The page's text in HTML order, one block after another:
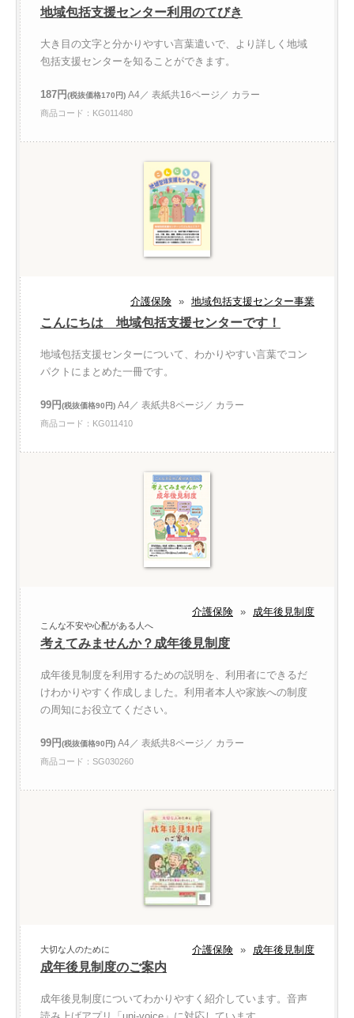
地域包括支援センター利用のてびき
大き目の文字と分かりやすい言葉遣いで、より詳しく地域
包括支援センターを知ることができます。
187円(税抜価格170円) A4／ 表紙共16ページ／ カラー
商品コード：KG011480
介護保険 » 地域包括支援センター事業
こんにちは 地域包括支援センターです！
地域包括支援センターについて、わかりやすい言葉でコン
パクトにまとめた一冊です。
99円(税抜価格90円) A4／ 表紙共8ページ／ カラー
商品コード：KG011410
介護保険 » 成年後見制度
こんな不安や心配がある人へ
考えてみませんか？成年後見制度
成年後見制度を利用するための説明を、利用者にできるだ
けわかりやすく作成しました。利用者本人や家族への制度
の周知にお役立てください。
99円(税抜価格90円) A4／ 表紙共8ページ／ カラー
商品コード：SG030260
介護保険 » 成年後見制度
大切な人のために
成年後見制度のご案内
成年後見制度についてわかりやすく紹介しています。音声